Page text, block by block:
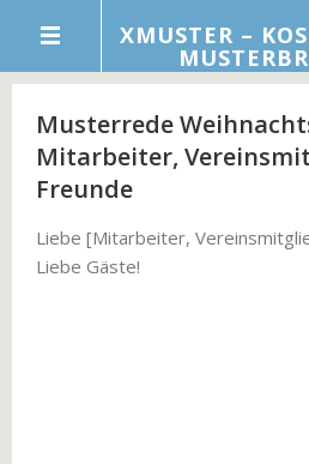
XMUSTER –
Musterrede
Mitarbeiter,
Freunde
Liebe [Mitarbeiter,
Liebe Gäste!